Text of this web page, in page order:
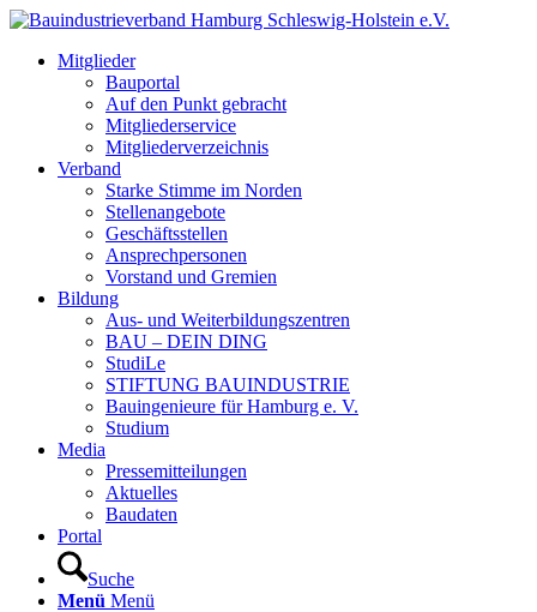
Mitglieder
Bauportal
Auf den Punkt gebracht
Mitgliederservice
Mitgliederverzeichnis
Verband
Starke Stimme im Norden
Stellenangebote
Geschäftsstellen
Ansprechpersonen
Vorstand und Gremien
Bildung
Aus- und Weiterbildungszentren
BAU – DEIN DING
StudiLe
STIFTUNG BAUINDUSTRIE
Bauingenieure für Hamburg e. V.
Studium
Media
Pressemitteilungen
Aktuelles
Baudaten
Portal
Suche
Menü Menü